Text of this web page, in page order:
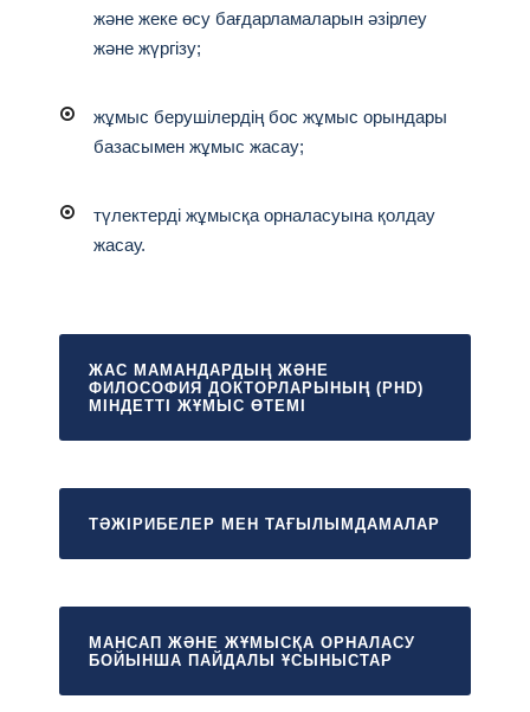
және жеке өсу бағдарламаларын әзірлеу
және жүргізу;
жұмыс берушілердің бос жұмыс орындары
базасымен жұмыс жасау;
түлектерді жұмысқа орналасуына қолдау
жасау.
ЖАС МАМАНДАРДЫҢ ЖӘНЕ
ФИЛОСОФИЯ ДОКТОРЛАРЫНЫҢ (PHD)
МІНДЕТТІ ЖҰМЫС ӨТЕМІ
ТӘЖІРИБЕЛЕР МЕН ТАҒЫЛЫМДАМАЛАР
МАНСАП ЖӘНЕ ЖҰМЫСҚА ОРНАЛАСУ
БОЙЫНША ПАЙДАЛЫ ҰСЫНЫСТАР